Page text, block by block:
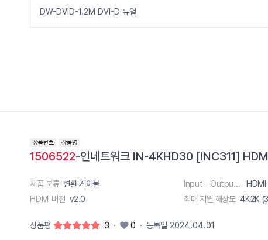
DW-DVID-1.2M DVI-D 듀얼
1506522-인네트워크 IN-4KHD30 [INC311]
제품 분류 변환 케이블 Input - Output 단자 HDMI
HDMI 버전 v2.0 최대 지원 해상도
상품평 3 · 0 · 등록일 2024.04.01